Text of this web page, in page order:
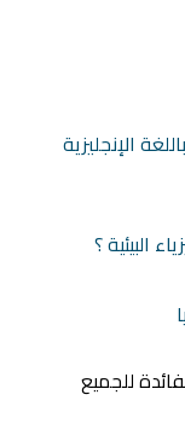
الإنجليزية
البيئية ؟
للجميع